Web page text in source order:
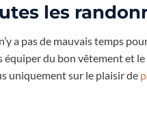
les
a pas de mauvais temps
du bon vêtement et
uniquement sur le plaisir de